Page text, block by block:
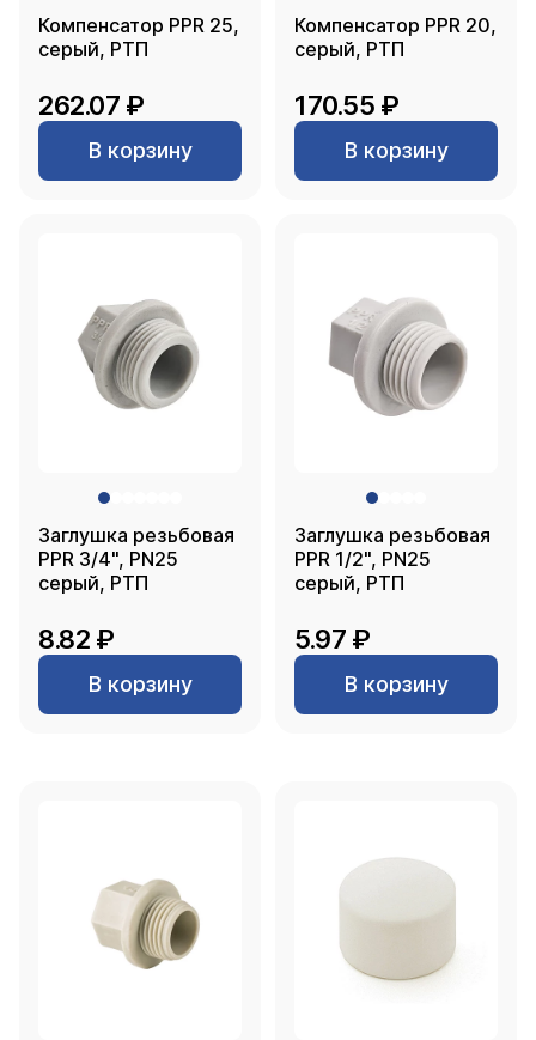
Компенсатор PPR 25,
серый, РТП
262.07 ₽
В корзину
Компенсатор PPR 20,
серый, РТП
170.55 ₽
В корзину
Заглушка резьбовая
PPR 3/4", PN25
серый, РТП
8.82 ₽
В корзину
Заглушка резьбовая
PPR 1/2", PN25
серый, РТП
5.97 ₽
В корзину